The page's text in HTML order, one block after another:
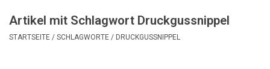
Artikel mit Schlagwort Druckgussnippel
STARTSEITE / SCHLAGWORTE / DRUCKGUSSNIPPEL